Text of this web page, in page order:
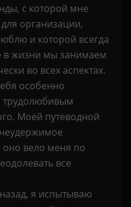
с которой мне
организации,
и которой всегда
в жизни мы занимаем
во всех аспектах.
особенно
Моей путеводной
оно вело меня по
все
я испытываю